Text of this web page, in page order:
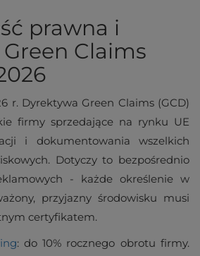
prawna i
Claims
r. Dyrektywa Green Claims (GCD)
firmy sprzedające na rynku UE
i dokumentowania wszelkich
Dotyczy to bezpośrednio
- każde określenie w
przyjazny środowisku musi
certyfikatem.
: do 10% rocznego obrotu firmy.